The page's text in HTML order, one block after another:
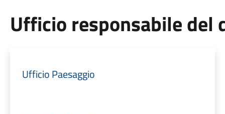
Ufficio responsabile del
Ufficio Paesaggio